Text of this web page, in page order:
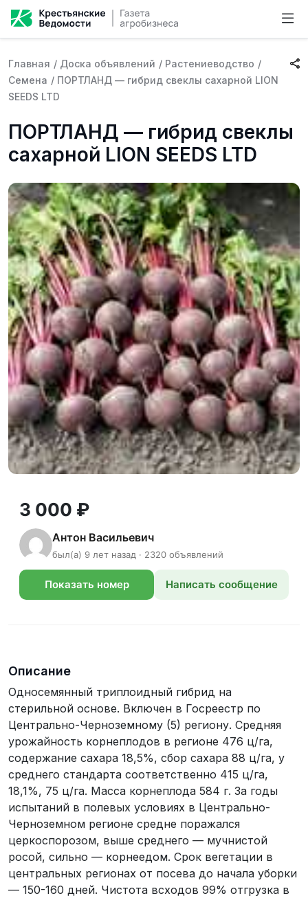
Главная / Доска объявлений / Растениеводство /
Семена / ПОРТЛАНД — гибрид свеклы сахарной LION
SEEDS LTD
ПОРТЛАНД — гибрид свеклы
сахарной LION SEEDS LTD
3 000 ₽
Антон Васильевич
был(а) 9 лет назад · 2320 объявлений
Показать номер Написать сообщение
Описание
Односемянный триплоидный гибрид на
стерильной основе. Включен в Госреестр по
Центрально-Черноземному (5) региону. Средняя
урожайность корнеплодов в регионе 476 ц/га,
содержание сахара 18,5%, сбор сахара 88 ц/га, у
среднего стандарта соответственно 415 ц/га,
18,1%, 75 ц/га. Масса корнеплода 584 г. За годы
испытаний в полевых условиях в Центрально-
Черноземном регионе средне поражался
церкоспорозом, выше среднего — мучнистой
росой, сильно — корнеедом. Срок вегетации в
центральных регионах от посева до начала уборки
— 150-160 дней. Чистота всходов 99% отгрузка в